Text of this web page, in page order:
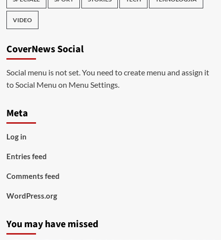
VIDEO
CoverNews Social
Social menu is not set. You need to create menu and assign it
to Social Menu on Menu Settings.
Meta
Log in
Entries feed
Comments feed
WordPress.org
You may have missed